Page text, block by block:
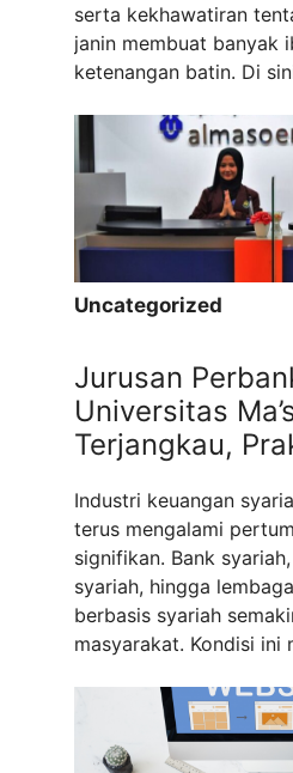
serta kekhawatiran
janin membuat banyak
ketenangan batin. Di
kekuatan spiritual.
surat apa yang harus
hamil pun kerap
karena ...Read more
Uncategorized
Jurusan
Universitas
Terjangkau,
Industri keuangan
terus mengalami
signifikan. Bank
syariah, hingga
berbasis syariah
masyarakat. Kondisi ini
di sektor keuangan
menjanjikan secara
berlandaskan nilai-nilai